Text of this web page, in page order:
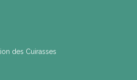
des Cuirasses